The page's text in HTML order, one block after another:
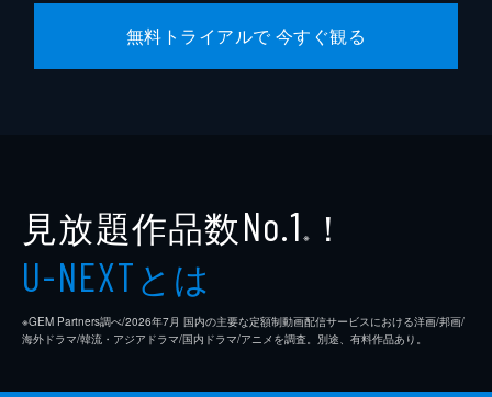
無料トライアルで 今すぐ観る
見放題作品数No.1 ※ ！
U-NEXTとは
※GEM Partners調べ/2026年7⽉ 国内の主要な定額制動画配信サービスにおける洋画/邦画/
海外ドラマ/韓流・アジアドラマ/国内ドラマ/アニメを調査。別途、有料作品あり。